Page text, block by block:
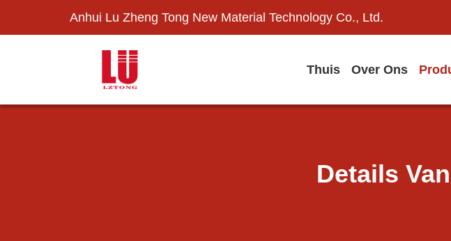
Anhui Lu Zheng Tong New Material Technology Co., Ltd.
Thuis Over Ons
Details